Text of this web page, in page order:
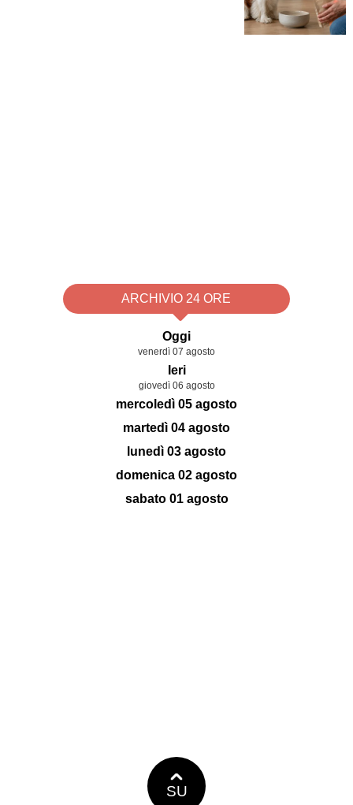
ARCHIVIO 24 ORE
Oggi
venerdì 07 agosto
Ieri
giovedì 06 agosto
mercoledì 05 agosto
martedì 04 agosto
lunedì 03 agosto
domenica 02 agosto
sabato 01 agosto
SU